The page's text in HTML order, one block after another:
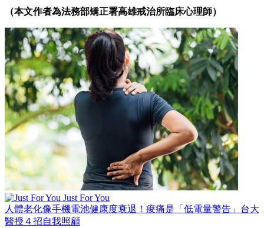
（本文作者為法務部矯正署高雄戒治所臨床心理師）
Just For You
人體老化像手機電池健康度衰退！痠痛是「低電量警告」台大
醫授４招自我照顧